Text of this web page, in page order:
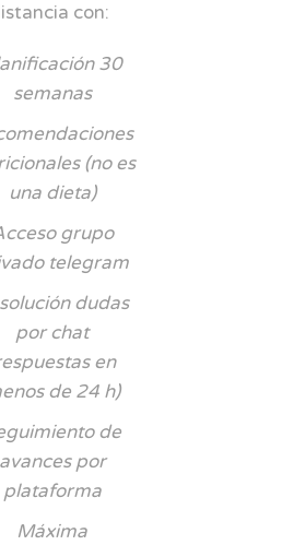
con:
30
semanas
(no es
una dieta)
grupo
telegram
dudas
por chat
en
de 24 h)
de
avances por
plataforma
Máxima